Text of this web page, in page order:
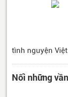
tình nguyện
Nối những